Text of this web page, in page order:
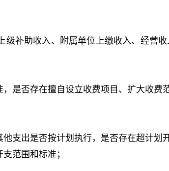
补助收入、附属单位上缴收入、经营
是否存在擅自设立收费项目、扩大收费
支出是否按计划执行，是否存在超计划
范围和标准；